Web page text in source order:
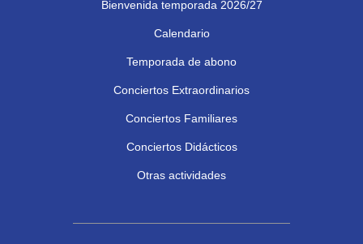
Bienvenida temporada 2026/27
Calendario
Temporada de abono
Conciertos Extraordinarios
Conciertos Familiares
Conciertos Didácticos
Otras actividades